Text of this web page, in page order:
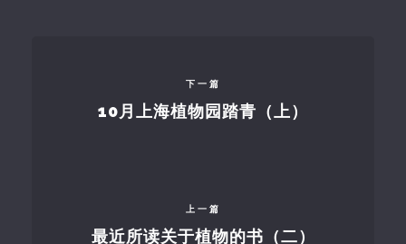
下一篇
10月上海植物园踏青（上）
上一篇
最近所读关于植物的书（二）